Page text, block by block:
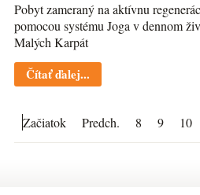
Pobyt zameraný na aktívnu
pomocou systému Joga v dennom
Malých Karpát
Čítať ďalej...
Začiatok Predch. 8 9 10